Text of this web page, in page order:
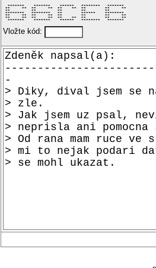
  *******    *******    ******   ********   *******
**     **  **     **  **    **  **        **     **
**         **         **        **        **
********   ********   **        ******    ********
**     **  **     **  **        **        **     **
**     **  **     **  **    **  **        **     **
  *******    *******    ******   ********   *******
Vložte kód: